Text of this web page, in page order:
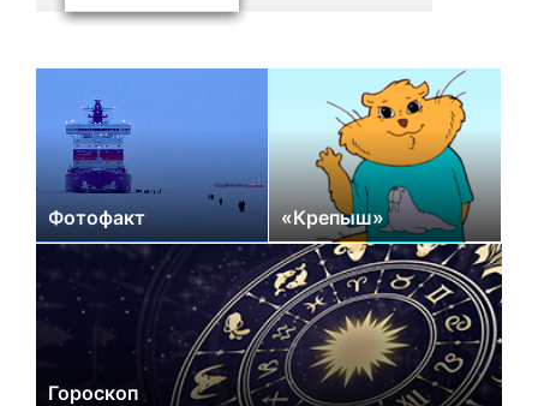
Фотофакт «Крепыш»
Гороскоп